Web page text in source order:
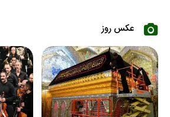
عکس روز